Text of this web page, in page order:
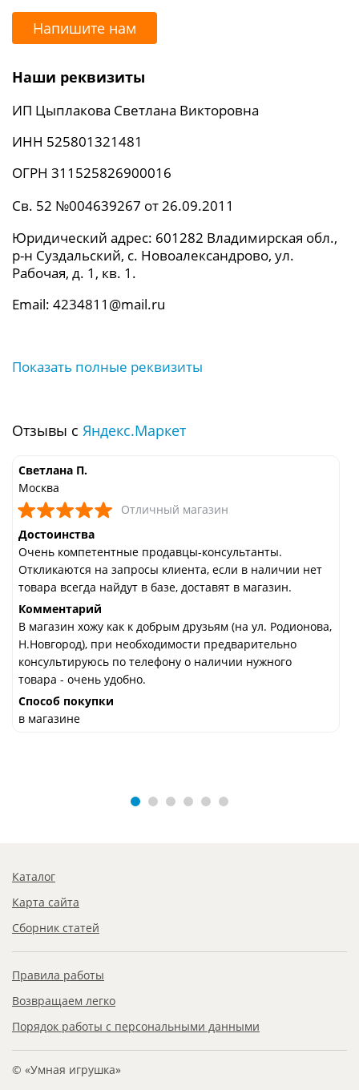
Напишите нам
Наши реквизиты
ИП Цыплакова Светлана Викторовна
ИНН 525801321481
ОГРН 311525826900016
Св. 52 №004639267 от 26.09.2011
Юридический адрес: 601282 Владимирская обл.,
р-н Суздальский, с. Новоалександрово, ул.
Рабочая, д. 1, кв. 1.
Email: 4234811@mail.ru
Показать полные реквизиты
Отзывы с Яндекс.Маркет
Светлана П.
Москва
Отличный магазин
Достоинства
Очень компетентные продавцы-консультанты.
Откликаются на запросы клиента, если в наличии нет
товара всегда найдут в базе, доставят в магазин.
Комментарий
В магазин хожу как к добрым друзьям (на ул. Родионова,
Н.Новгород), при необходимости предварительно
консультируюсь по телефону о наличии нужного
товара - очень удобно.
Способ покупки
в магазине
Каталог
Карта сайта
Сборник статей
Правила работы
Возвращаем легко
Порядок работы с персональными данными
© «Умная игрушка»